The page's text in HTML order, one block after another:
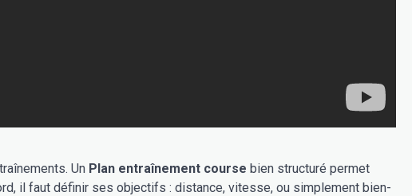
Un Plan entraînement course bien structuré permet
il faut définir ses objectifs : distance, vitesse, ou simplement bien-